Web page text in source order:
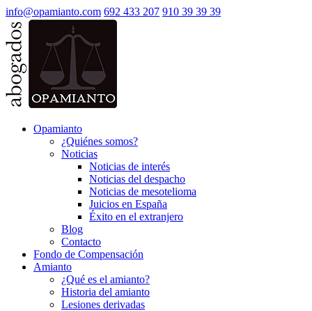
info@opamianto.com 692 433 207 910 39 39 39
Opamianto
¿Quiénes somos?
Noticias
Noticias de interés
Noticias del despacho
Noticias de mesotelioma
Juicios en España
Éxito en el extranjero
Blog
Contacto
Fondo de Compensación
Amianto
¿Qué es el amianto?
Historia del amianto
Lesiones derivadas